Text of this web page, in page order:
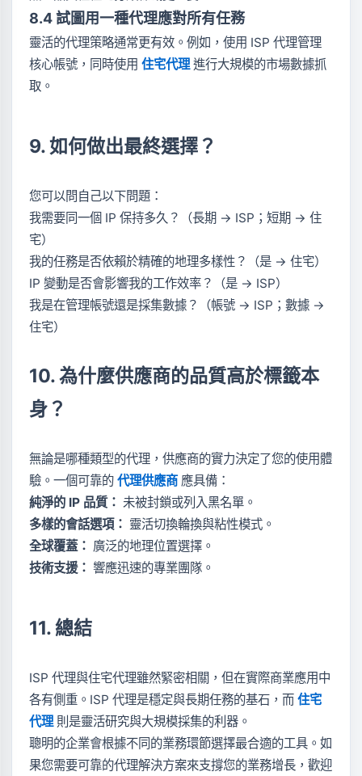
8.4 試圖用一種代理應對所有任務
靈活的代理策略通常更有效。例如，使用 ISP 代理管理
核心帳號，同時使用 住宅代理進行大規模的市場數據抓
取。
9. 如何做出最終選擇？
您可以問自己以下問題：
我需要同一個 IP 保持多久？（長期 -> ISP；短期 -> 住
宅）
我的任務是否依賴於精確的地理多樣性？（是 -> 住宅）
IP 變動是否會影響我的工作效率？（是 -> ISP）
我是在管理帳號還是採集數據？（帳號 -> ISP；數據 ->
住宅）
10. 為什麼供應商的品質高於標籤本
身？
無論是哪種類型的代理，供應商的實力決定了您的使用體
驗。一個可靠的 代理供應商 應具備：
純淨的 IP 品質： 未被封鎖或列入黑名單。
多樣的會話選項： 靈活切換輪換與粘性模式。
全球覆蓋： 廣泛的地理位置選擇。
技術支援： 響應迅速的專業團隊。
11. 總結
ISP 代理與住宅代理雖然緊密相關，但在實際商業應用中
各有側重。ISP 代理是穩定與長期任務的基石，而 住宅
代理 則是靈活研究與大規模採集的利器。
聰明的企業會根據不同的業務環節選擇最合適的工具。如
果您需要可靠的代理解決方案來支撐您的業務增長，歡迎